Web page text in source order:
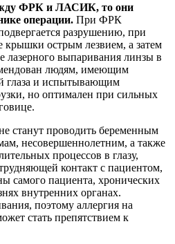
ФРК и ЛАСИК, то они
операции. При ФРК
разрушению, при
острым лезвием, а затем
лазерного выпаривания линзы в
людям, имеющим
глаза и испытывающим
но оптимален при сильных
станут проводить беременным
несовершеннолетним, а также
процессов в глазу,
контакт с пациентом,
самого пациента, хронических
внутренних органах.
поэтому аллергия на
стать препятствием к